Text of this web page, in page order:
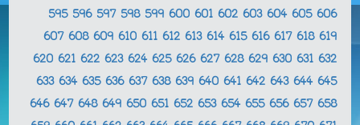
595 596 597 598 599 600 601 602 603 604 605 606
607 608 609 610 611 612 613 614 615 616 617 618 619
620 621 622 623 624 625 626 627 628 629 630 631 632
633 634 635 636 637 638 639 640 641 642 643 644 645
646 647 648 649 650 651 652 653 654 655 656 657 658